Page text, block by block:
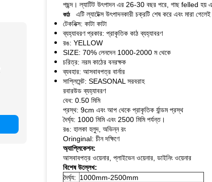
পছন্দ। ল্যাটিট উৎপাদন এর 26-30 বছর পরে, গাছ felled হয়
কাঠ
এটি ল্যাটেক্স উৎপাদনকারী চক্রটি শেষ করে এবং মারা
টেকনিক্স: কাটা কাটা
ব্যহ্যাবরণ প্রকার: প্রাকৃতিক কাঠ ব্যহ্যাবরণ
রঙ: YELLOW
SIZE: 70% লেনদেন 1000-2000 ম থেকে
চরিত্র: নরম কাঠের বনরক্ষক
ব্যবহার: আসবাবপত্র বার্নার
সাপ্লিমেন্ট: SEASONAL সরবরাহ
রবারউড ব্যহ্যাবরণ
বেধ: 0.50 মিমি
প্রস্থ: 9cm এবং আপ থেকে প্রাকৃতিক র্যান্ডম প্রস্থ
দৈর্ঘ্য: 1000 মিমি এবং 2500 মিমি পর্যন্ত।
রঙ: হালকা হলুদ, অভিন্ন রং
Oringinal: চীন দক্ষিণে
অ্যাপ্লিকেশন:
আসবাবপত্র ওয়েনার, প্লাইভেন ওয়েনার, ডাইনিং ওয়েনার
বিশেষ উল্লেখ:
দৈর্ঘ্য: 1000mm-2500mm